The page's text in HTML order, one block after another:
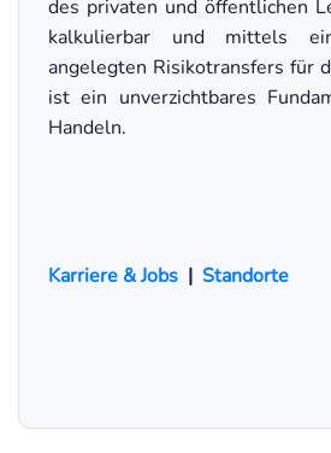
des privaten und öffentlichen
kalkulierbar und mittels
angelegten Risikotransfers für
ist ein unverzichtbares
Handeln.
Karriere & Jobs | Standorte